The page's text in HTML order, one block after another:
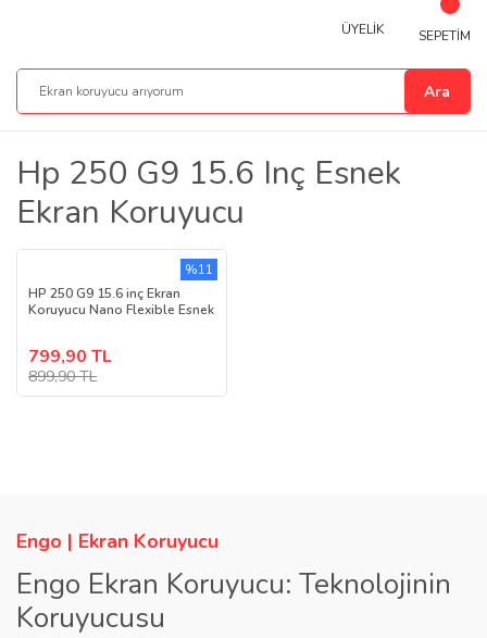
Ara
ÜYELİK SEPETİM
Hp 250 G9 15.6 Inç Esnek
Ekran Koruyucu
HP 250 G9 15.6 inç Ekran
Koruyucu Nano Flexible Esnek
799,90 TL
899,90 TL
%11
Engo | Ekran Koruyucu
Engo Ekran Koruyucu: Teknolojinin
Koruyucusu